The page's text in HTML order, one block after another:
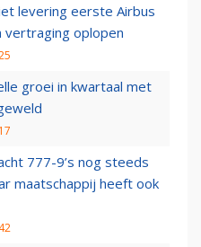
levering eerste Airbus
vertraging oplopen
groei in kwartaal met
777-9’s nog steeds
maatschappij heeft ook